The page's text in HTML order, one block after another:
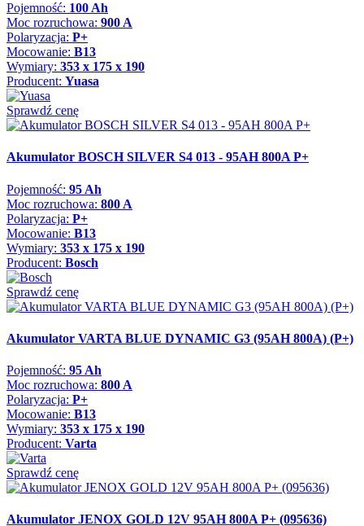
Pojemność: 100 Ah
Moc rozruchowa: 900 A
Polaryzacja: P+
Mocowanie: B13
Wymiary: 353 x 175 x 190
Producent: Yuasa
Sprawdź cenę
Akumulator BOSCH SILVER S4 013 - 95AH 800A P+
Pojemność: 95 Ah
Moc rozruchowa: 800 A
Polaryzacja: P+
Mocowanie: B13
Wymiary: 353 x 175 x 190
Producent: Bosch
Sprawdź cenę
Akumulator VARTA BLUE DYNAMIC G3 (95AH 800A) (P+)
Pojemność: 95 Ah
Moc rozruchowa: 800 A
Polaryzacja: P+
Mocowanie: B13
Wymiary: 353 x 175 x 190
Producent: Varta
Sprawdź cenę
Akumulator JENOX GOLD 12V 95AH 800A P+ (095636)